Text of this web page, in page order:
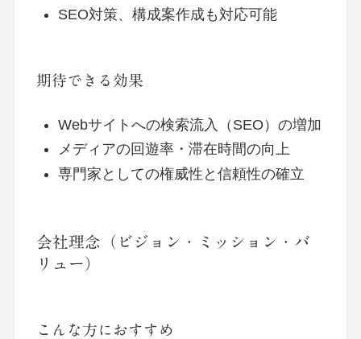
SEO対策、構成案作成も対応可能
期待できる効果
Webサイトへの検索流入（SEO）の増加
メディアの回遊率・滞在時間の向上
専門家としての権威性と信頼性の確立
会社理念（ビジョン・ミッション・バ
リュー）
こんな方におすすめ